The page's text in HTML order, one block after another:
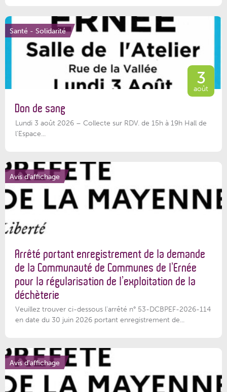
Santé - Solidarité
3
août
Don de sang
Lundi 3 août 2026 – Collecte sur RDV. de 15h à 19h Hall de
l'Espace...
Avis d'affichage
Arrêté portant enregistrement de la demande
de la Communauté de Communes de l’Ernée
pour la régularisation de l’exploitation de la
déchèterie
Veuillez trouver ci-dessous l'arrêté n° 53-DCBPEF-2026-114
en date du 30 juin 2026 portant enregistrement de...
Avis d'affichage